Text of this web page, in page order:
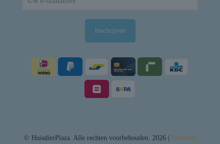
© HuisdierPlaza. Alle rechten voorbehouden. 2026 | Webshop